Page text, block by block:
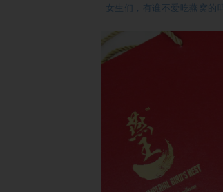
女生们，有谁不爱吃燕窝的